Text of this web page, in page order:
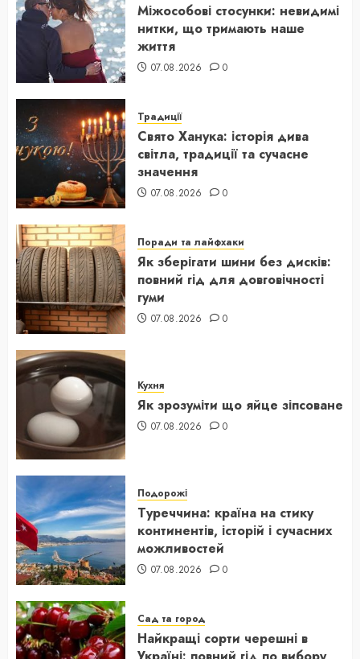
Міжособові стосунки: невидимі
нитки, що тримають наше
життя
07.08.2026 0
Традиції
Свято Ханука: історія дива
світла, традиції та сучасне
значення
07.08.2026 0
Поради та лайфхаки
Як зберігати шини без дисків:
повний гід для довговічності
гуми
07.08.2026 0
Кухня
Як зрозуміти що яйце зіпсоване
07.08.2026 0
Подорожі
Туреччина: країна на стику
континентів, історій і сучасних
можливостей
07.08.2026 0
Сад та город
Найкращі сорти черешні в